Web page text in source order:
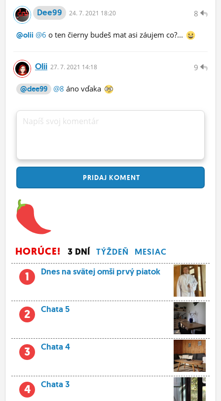
8
Dee99 24. 7. 2021 18:20
@olii @6 o ten čierny budeš mat asi záujem co?...
9
Olii 27. 7. 2021 14:18
@dee99 @8 áno vďaka
Napíš svoj komentár
PRIDAJ KOMENT
HORÚCE! 3 DNÍ TÝŽDEŇ MESIAC
1 Dnes na svätej omši prvý piatok
2 Chata 5
3 Chata 4
4 Chata 3